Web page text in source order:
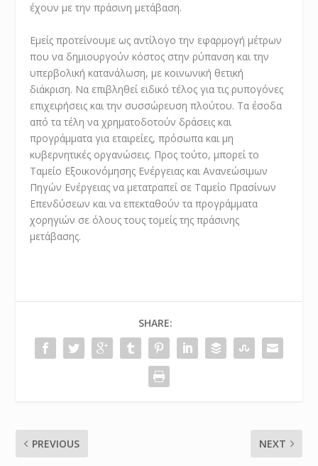
έχουν με την πράσινη μετάβαση.
Εμείς προτείνουμε ως αντίλογο την εφαρμογή μέτρων
που να δημιουργούν κόστος στην ρύπανση και την
υπερβολική κατανάλωση, με κοινωνική θετική
διάκριση. Να επιβληθεί ειδικό τέλος για τις ρυπογόνες
επιχειρήσεις και την συσσώρευση πλούτου. Τα έσοδα
από τα τέλη να χρηματοδοτούν δράσεις και
προγράμματα για εταιρείες, πρόσωπα και μη
κυβερνητικές οργανώσεις. Προς τούτο, μπορεί το
Ταμείο Εξοικονόμησης Ενέργειας και Ανανεώσιμων
Πηγών Ενέργειας να μετατραπεί σε Ταμείο Πρασίνων
Επενδύσεων και να επεκταθούν τα προγράμματα
χορηγιών σε όλους τους τομείς της πράσινης
μετάβασης.
SHARE:
PREVIOUS NEXT